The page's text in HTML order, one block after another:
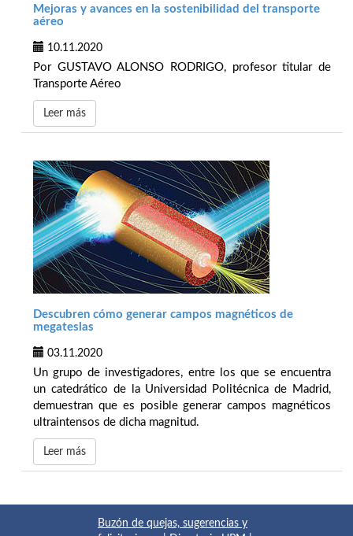
Mejoras y avances en la sostenibilidad del transporte
aéreo
10.11.2020
Por GUSTAVO ALONSO RODRIGO, profesor titular de
Transporte Aéreo
Leer más
Descubren cómo generar campos magnéticos de
megateslas
03.11.2020
Un grupo de investigadores, entre los que se encuentra
un catedrático de la Universidad Politécnica de Madrid,
demuestran que es posible generar campos magnéticos
ultraintensos de dicha magnitud.
Leer más
Buzón de quejas, sugerencias y